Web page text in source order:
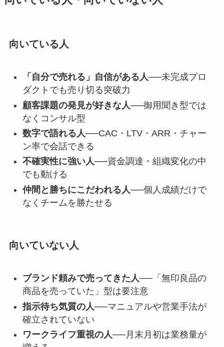
向いている人
「自分で売れる」自信がある人──未完成プロ
ダクトでも売り切る突破力
顧客課題の発見が好きな人──御用聞き型では
なくコンサル型
数字で語れる人──CAC・LTV・ARR・チャー
ン率で会話できる
不確実性に強い人──資金調達・組織変化の中
でも動ける
仲間と勝ちにこだわれる人──個人成績だけで
なくチームを勝たせる
向いていない人
ブランド頼みで売ってきた人──「無印良品の
商品を売っていた」型は要注意
指示待ち気質の人──マニュアルや営業手法が
確立されていない
ワークライフ重視の人──月末月初は業務量が